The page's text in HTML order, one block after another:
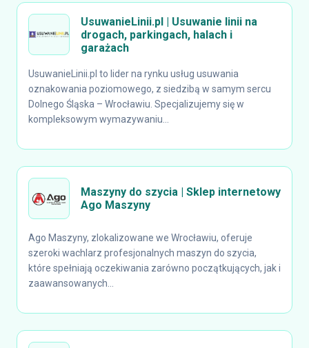
UsuwanieLinii.pl | Usuwanie linii na
drogach, parkingach, halach i
garażach
UsuwanieLinii.pl to lider na rynku usług usuwania
oznakowania poziomowego, z siedzibą w samym sercu
Dolnego Śląska – Wrocławiu. Specjalizujemy się w
kompleksowym wymazywaniu...
Maszyny do szycia | Sklep internetowy
Ago Maszyny
Ago Maszyny, zlokalizowane we Wrocławiu, oferuje
szeroki wachlarz profesjonalnych maszyn do szycia,
które spełniają oczekiwania zarówno początkujących, jak i
zaawansowanych...